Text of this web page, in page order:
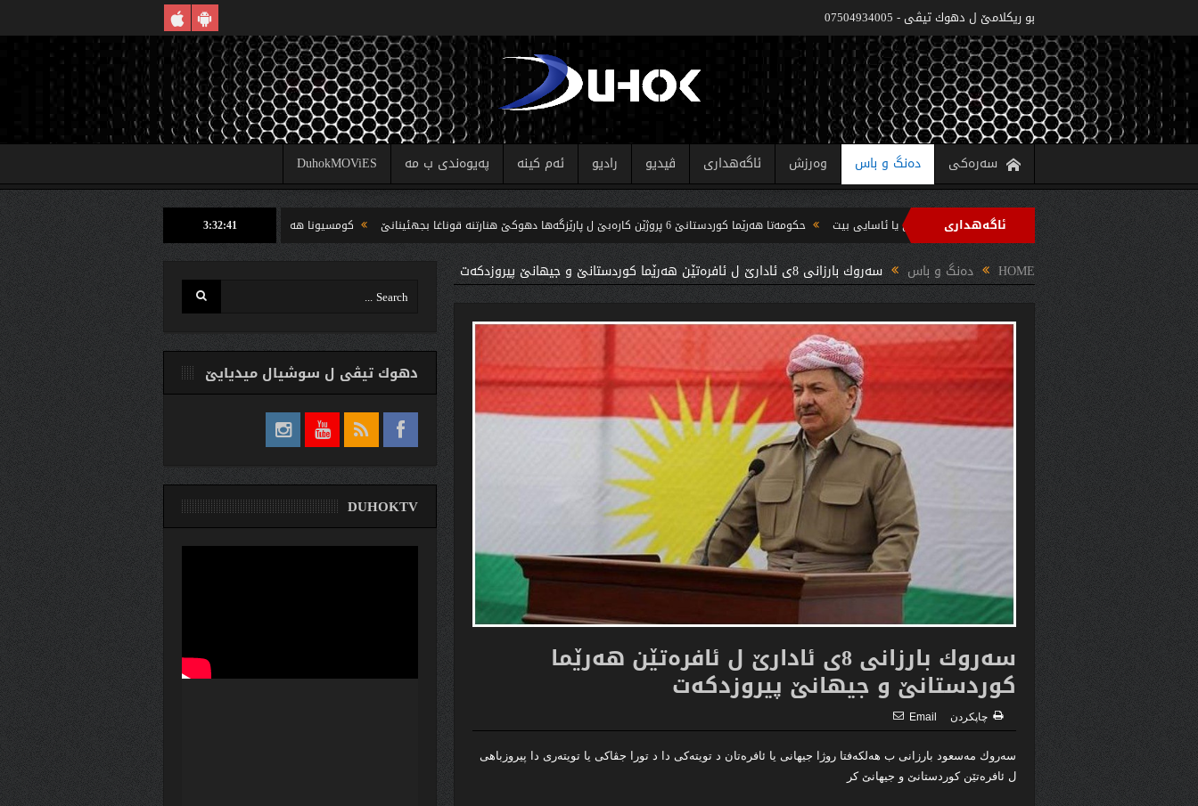
بو ريكلامێ ل دهوك تیڤی - 07504934005
سەرەکی دەنگ و باس وەرزش ئاگەهداری ڤیدیو رادیو ئەم کینە پەیوەندی ب مە DuhokMOViES
ئاگەهداری په‌روه‌ردێ: ده‌واما سالا خواندنێ 2022/2021 دێ یا ئاسایى بیت حکومەتا هەرێما کوردستانێ 6 پروژێن کارەبێ ل پارێزگەها دهوکێ هنارتنه‌ قوناغا بجهئینانێ
كومسیونا هه‌لبژارتنان ل شێخان ب رێكا دهوك تیڤى داخوازێ ژ وه‌لاتییان دكه‌ت
سه‌رپه‌رشتیا مه‌سرور بارزانى جڤاتا وه‌زیران كومبوو و چه‌ندین بریار ده‌رئێخستن
3:32:42
HOME دەنگ و باس سه‌روك بارزانى 8ى ئادارێ ل ئافره‌تێن هه‌رێما كوردستانێ و جیهانێ پیروزدكه‌ت
سه‌روك بارزانى 8ى ئادارێ ل ئافره‌تێن هه‌رێما
كوردستانێ و جیهانێ پیروزدكه‌ت
چاپكردن Email
سه‌روك مه‌سعود بارزانی ب هه‌لكه‌فتا روژا جیهانی یا ئافره‌تان د تویته‌كی دا د تورا جڤاكی یا تویته‌رى دا پیروزباهی
ل ئافره‌تێن كوردستانێ و جیهانێ كر
دهوك تیڤی ل سوشیال ميديایێ
DUHOKTV